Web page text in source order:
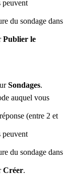
peuvent
du sondage dans
Publier le
Sondages.
auquel vous
(entre 2 et
peuvent
du sondage dans
Créer.